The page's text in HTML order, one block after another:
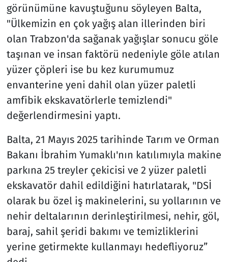
görünümüne kavuştuğunu söyleyen Balta,
"Ülkemizin en çok yağış alan illerinden biri
olan Trabzon'da sağanak yağışlar sonucu göle
taşınan ve insan faktörü nedeniyle göle atılan
yüzer çöpleri ise bu kez kurumumuz
envanterine yeni dahil olan yüzer paletli
amfibik ekskavatörlerle temizlendi"
değerlendirmesini yaptı.
Balta, 21 Mayıs 2025 tarihinde Tarım ve Orman
Bakanı İbrahim Yumaklı'nın katılımıyla makine
parkına 25 treyler çekicisi ve 2 yüzer paletli
ekskavatör dahil edildiğini hatırlatarak, "DSİ
olarak bu özel iş makinelerini, su yollarının ve
nehir deltalarının derinleştirilmesi, nehir, göl,
baraj, sahil şeridi bakımı ve temizliklerini
yerine getirmekte kullanmayı hedefliyoruz”